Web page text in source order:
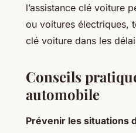
l’assistance clé voiture
ou voitures électriques,
clé voiture dans les
Conseils
automobile
Prévenir les situations